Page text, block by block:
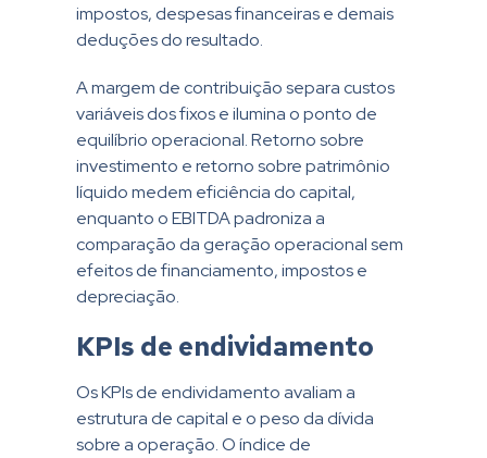
impostos, despesas financeiras e demais
deduções do resultado.
A margem de contribuição separa custos
variáveis dos fixos e ilumina o ponto de
equilíbrio operacional. Retorno sobre
investimento e retorno sobre patrimônio
líquido medem eficiência do capital,
enquanto o EBITDA padroniza a
comparação da geração operacional sem
efeitos de financiamento, impostos e
depreciação.
KPIs de endividamento
Os KPIs de endividamento avaliam a
estrutura de capital e o peso da dívida
sobre a operação. O índice de